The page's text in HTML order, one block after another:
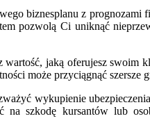
biznesplanu z prognozami
pozwolą Ci uniknąć
jaką oferujesz swoim
może przyciągnąć szersze
wykupienie
szkodę kursantów lub